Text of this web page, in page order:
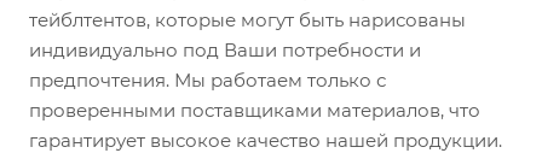
тейблтентов, которые могут быть нарисованы
индивидуально под Ваши потребности и
предпочтения. Мы работаем только с
проверенными поставщиками материалов, что
гарантирует высокое качество нашей продукции.